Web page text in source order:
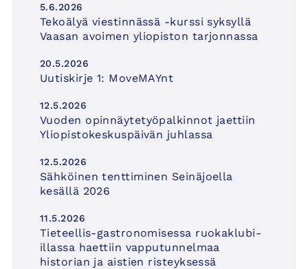
5.6.2026
Tekoälyä viestinnässä -kurssi syksyllä
Vaasan avoimen yliopiston tarjonnassa
20.5.2026
Uutiskirje 1: MoveMAYnt
12.5.2026
Vuoden opinnäytetyöpalkinnot jaettiin
Yliopistokeskuspäivän juhlassa
12.5.2026
Sähköinen tenttiminen Seinäjoella
kesällä 2026
11.5.2026
Tieteellis-gastronomisessa ruokaklubi-
illassa haettiin vapputunnelmaa
historian ja aistien risteyksessä